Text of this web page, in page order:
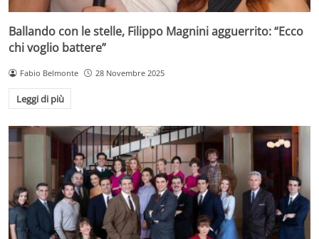
Ballando con le stelle, Filippo Magnini agguerrito: “Ecco
chi voglio battere”
Fabio Belmonte 28 Novembre 2025
Leggi di più